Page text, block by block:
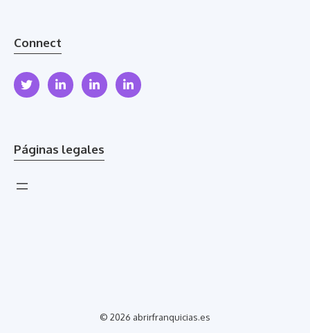
Connect
Páginas legales
© 2026 abrirfranquicias.es